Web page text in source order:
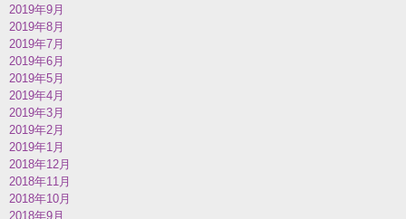
2019年9月
2019年8月
2019年7月
2019年6月
2019年5月
2019年4月
2019年3月
2019年2月
2019年1月
2018年12月
2018年11月
2018年10月
2018年9月